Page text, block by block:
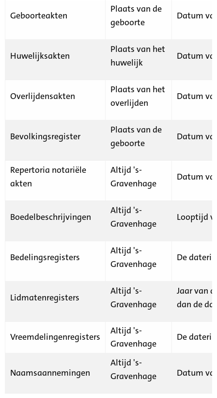
Geboorteakten
Plaats van de
geboorte
Datum
Huwelijksakten
Plaats van het
huwelijk
Datum
Overlijdensakten
Plaats van het
overlijden
Datum
Bevolkingsregister
Plaats van de
geboorte
Datum
Repertoria notariële
akten
Altijd 's-
Gravenhage
Datum
Boedelbeschrijvingen
Altijd 's-
Gravenhage
Looptijd
Bedelingsregisters
Altijd 's-
Gravenhage
De
Lidmatenregisters
Altijd 's-
Gravenhage
Jaar van
dan de
Vreemdelingenregisters
Altijd 's-
Gravenhage
De
Naamsaannemingen
Altijd 's-
Gravenhage
Datum